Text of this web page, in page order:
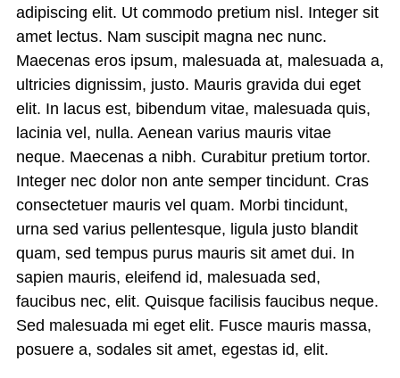
adipiscing elit. Ut commodo pretium nisl. Integer sit
amet lectus. Nam suscipit magna nec nunc.
Maecenas eros ipsum, malesuada at, malesuada a,
ultricies dignissim, justo. Mauris gravida dui eget
elit. In lacus est, bibendum vitae, malesuada quis,
lacinia vel, nulla. Aenean varius mauris vitae
neque. Maecenas a nibh. Curabitur pretium tortor.
Integer nec dolor non ante semper tincidunt. Cras
consectetuer mauris vel quam. Morbi tincidunt,
urna sed varius pellentesque, ligula justo blandit
quam, sed tempus purus mauris sit amet dui. In
sapien mauris, eleifend id, malesuada sed,
faucibus nec, elit. Quisque facilisis faucibus neque.
Sed malesuada mi eget elit. Fusce mauris massa,
posuere a, sodales sit amet, egestas id, elit.